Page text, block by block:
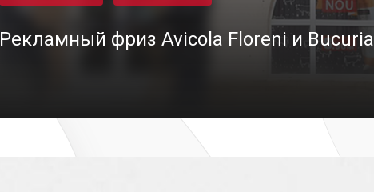
Рекламный фриз Avicola Floreni и Bucuria